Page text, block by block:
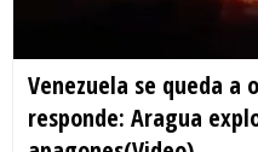
Venezuela se queda a
responde: Aragua